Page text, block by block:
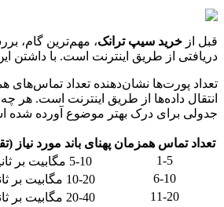
قبل از خرید سیپ ترانک، مهم‌ترین گام،
دریافتی از طریق اینترنت است. با داشتن
انتقال داده‌ها از طریق اینترنت است. هر
جدولی برای درک بهتر موضوع آورده شده
تعداد تماس همزمان پهنای باند مورد نیاز
1-5
5-10 مگابیت بر ثانیه
6-10
10-20 مگابیت بر ثانیه
11-20
20-40 مگابیت بر ثانیه